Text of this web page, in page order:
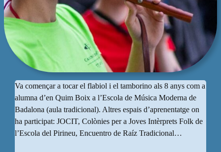
Va començar a tocar el flabiol i el tamborino als 8 anys com a
alumna d’en Quim Boix a l’Escola de Música Moderna de
Badalona (aula tradicional). Altres espais d’aprenentatge on
ha participat: JOCIT, Colònies per a Joves Intèrprets Folk de
l’Escola del Pirineu, Encuentro de Raíz Tradicional…